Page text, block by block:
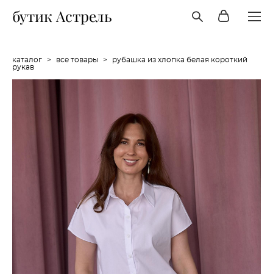
бутик Астрель
каталог > все товары >
рубашка из хлопка белая короткий
рукав